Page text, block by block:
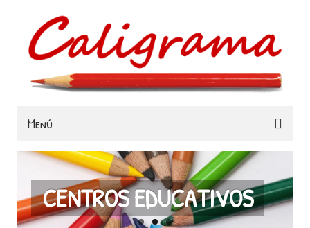
Menú
Familias
Colegios
Museos e Instituciones
CENTROS EDUCATIVOS